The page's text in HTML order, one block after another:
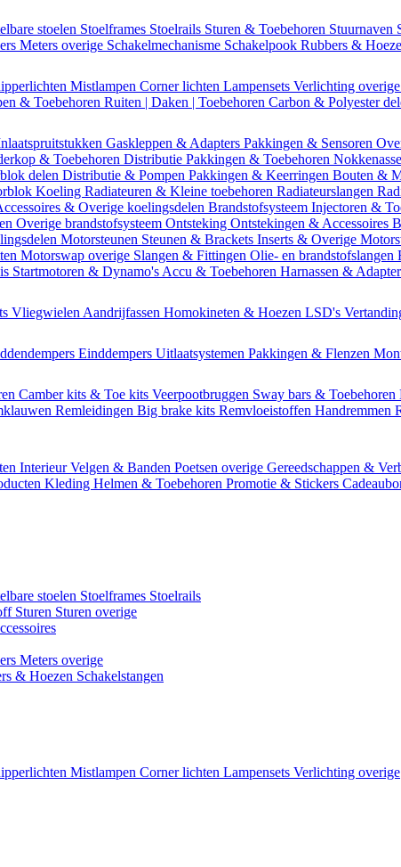
stoelen Stoelframes Stoelrails Sturen & Toebehoren Stuurnaven
Meters overige Schakelmechanisme Schakelpook Rubbers &
Mistlampen Corner lichten Lampensets Verlichting overige
& Toebehoren Ruiten | Daken | Toebehoren Carbon & Polyester
Gaskleppen & Adapters Pakkingen & Sensoren
& Toebehoren Distributie Pakkingen & Toebehoren
delen Distributie & Pompen Pakkingen & Keerringen Bouten &
Koeling Radiateuren & Kleine toebehoren Radiateurslangen
& Overige koelingsdelen Brandstofsysteem Injectoren &
Overige brandstofsysteem Ontsteking Ontstekingen & Accessoires
Motorsteunen Steunen & Brackets Inserts & Overige
Motorswap overige Slangen & Fittingen Olie- en brandstofslangen
Startmotoren & Dynamo's Accu & Toebehoren Harnassen &
Vliegwielen Aandrijfassen Homokineten & Hoezen LSD's
Einddempers Uitlaatsystemen Pakkingen & Flenzen
Camber kits & Toe kits Veerpootbruggen Sway bars & Toebehoren
Remleidingen Big brake kits Remvloeistoffen Handremmen
InterieurVelgen & Banden Poetsen overige Gereedschappen &
Kleding Helmen & Toebehoren Promotie & Stickers
stoelen Stoelframes Stoelrails
Sturen Sturen overige
Meters overige
& Hoezen Schakelstangen
Mistlampen Corner lichten Lampensets Verlichting overige